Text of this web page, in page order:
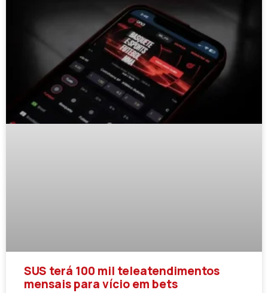
SUS terá 100 mil teleatendimentos
mensais para vício em bets